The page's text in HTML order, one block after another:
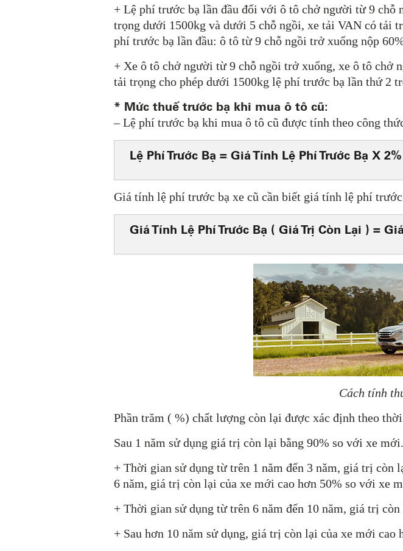
+ Lệ phí trước bạ lần đầu đối với ô tô chở người từ 9 chỗ
trọng dưới 1500kg và dưới 5 chỗ ngồi, xe tải VAN có tải
phí trước bạ lần đầu: ô tô từ 9 chỗ ngồi trở xuống nộp
+ Xe ô tô chở người từ 9 chỗ ngồi trở xuống, xe ô tô chở
tải trọng cho phép dưới 1500kg lệ phí trước bạ lần thứ 2
* Mức thuế trước bạ khi mua ô tô cũ:
– Lệ phí trước bạ khi mua ô tô cũ được tính theo công
Lệ Phí Trước Bạ = Giá Tính Lệ Phí Trước Bạ X 2%
Giá tính lệ phí trước bạ xe cũ cần biết giá tính lệ phí trước
Giá Tính Lệ Phí Trước Bạ ( Giá Trị Còn Lại ) =
Cách tính
Phần trăm ( %) chất lượng còn lại được xác định theo
Sau 1 năm sử dụng giá trị còn lại bằng 90% so với xe mới.
+ Thời gian sử dụng từ trên 1 năm đến 3 năm, giá trị
6 năm, giá trị còn lại của xe mới cao hơn 50% so với xe
+ Thời gian sử dụng từ trên 6 năm đến 10 năm, giá trị
+ Sau hơn 10 năm sử dụng, giá trị còn lại của xe mới cao